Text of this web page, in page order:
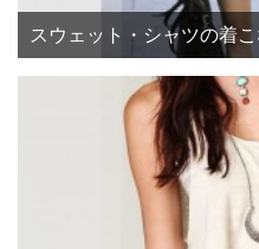
スウェット・シャツの着